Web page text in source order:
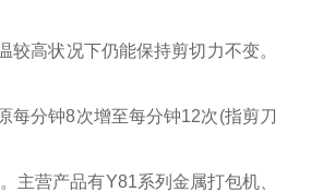
高状况下仍能保持剪切力不变。
每分钟8次增至每分钟12次(指剪刀
主营产品有Y81系列金属打包机、